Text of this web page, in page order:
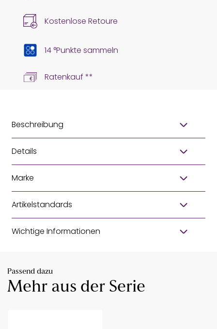
Kostenlose Retoure
14 °Punkte sammeln
Ratenkauf **
Beschreibung
Details
Marke
Artikelstandards
Wichtige Informationen
Passend dazu
Mehr aus der Serie